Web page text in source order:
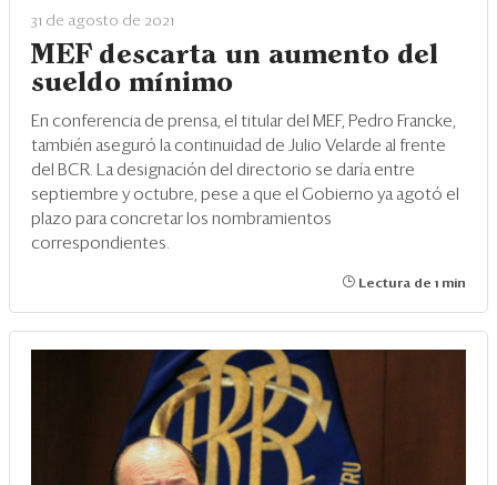
31 de agosto de 2021
MEF descarta un aumento del
sueldo mínimo
En conferencia de prensa, el titular del MEF, Pedro Francke,
también aseguró la continuidad de Julio Velarde al frente
del BCR. La designación del directorio se daría entre
septiembre y octubre, pese a que el Gobierno ya agotó el
plazo para concretar los nombramientos
correspondientes.
Lectura de 1 min